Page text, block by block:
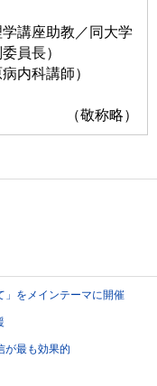
学講座助教／同大学
員長）
内科講師）
（敬称略）
」をメインテーマに開催
が最も効果的